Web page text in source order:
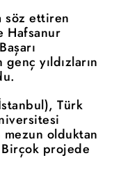
söz ettiren
Hafsanur
yıldızların
Türk
mezun olduktan
Birçok projede